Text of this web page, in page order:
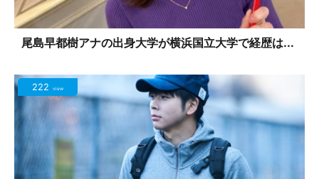
尾島早都樹アナの出身大学が横浜国立大学で経歴は...
222 view